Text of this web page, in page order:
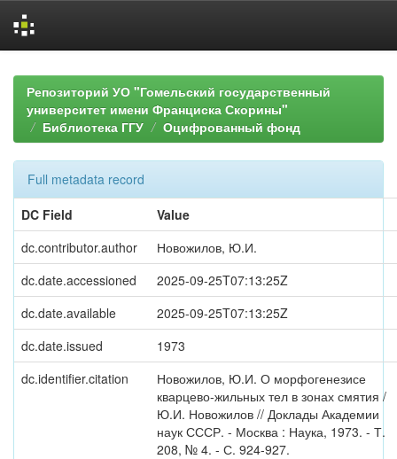
navigationРепозиторий УО "Гомельский государственный
университет имени Франциска Скорины"
Библиотека ГГУ
Оцифрованный фонд
Full metadata record
DC Field
Value
dc.contributor.author
Новожилов, Ю.И.
dc.date.accessioned
2025-09-25T07:13:25Z
dc.date.available
2025-09-25T07:13:25Z
dc.date.issued
1973
dc.identifier.citation
Новожилов, Ю.И. О морфогенезисе
кварцево-жильных тел в зонах смятия /
Ю.И. Новожилов // Доклады Академии
наук СССР. - Москва : Наука, 1973. - Т.
208, № 4. - С. 924-927.